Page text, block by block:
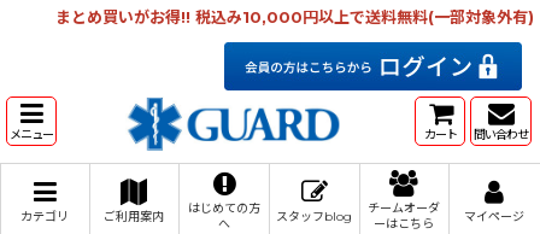
まとめ買いがお得!! 税込み10,000円以上で送料無料(一部対象外有)
メニュー カート 問い合わせ
カテゴリ ご利用案内
はじめての方
へ
スタッフblog
チームオーダ
ーはこちら
マイページ